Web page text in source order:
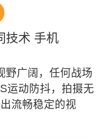
技术 手机
野广阔，任何战场
运动防抖，拍摄无
流畅稳定的视